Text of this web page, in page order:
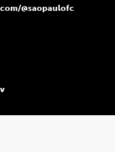
@saopaulofc